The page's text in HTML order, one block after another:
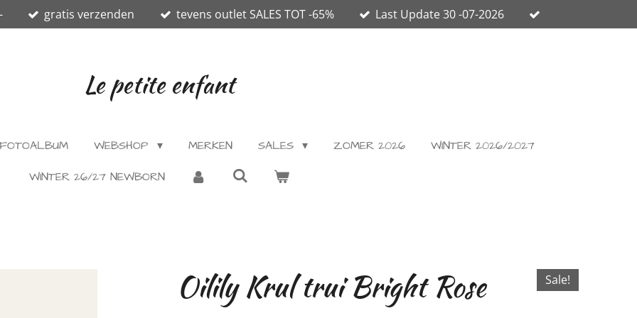
gratis verzenden tevens outlet SALES TOT -65% Last Update 30 -07-2026
Le petite enfant
FOTOALBUM WEBSHOP MERKEN SALES ZOMER 2026
WINTER 2026/2027
WINTER 26/27 NEWBORN
Oilily Krul trui Bright Rose Sale!